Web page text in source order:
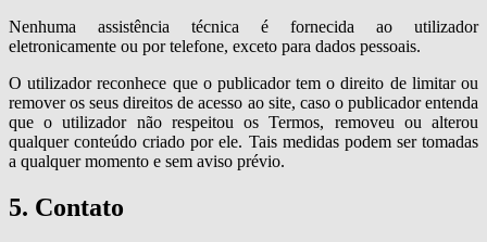
Nenhuma assistência técnica é fornecida ao utilizador
eletronicamente ou por telefone, exceto para dados pessoais.
O utilizador reconhece que o publicador tem o direito de limitar ou
remover os seus direitos de acesso ao site, caso o publicador entenda
que o utilizador não respeitou os Termos, removeu ou alterou
qualquer conteúdo criado por ele. Tais medidas podem ser tomadas
a qualquer momento e sem aviso prévio.
5. Contato